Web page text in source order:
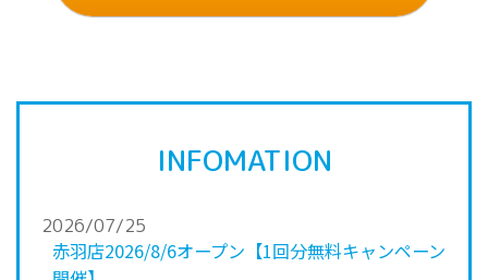
INFOMATION
2026/07/25
赤羽店2026/8/6オープン【1回分無料キャンペーン